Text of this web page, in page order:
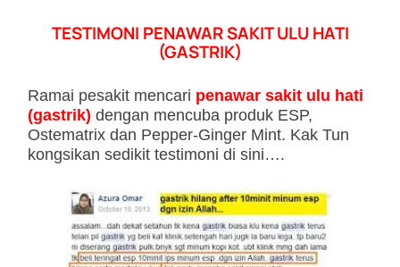
TESTIMONI PENAWAR SAKIT ULU HATI
(GASTRIK)
Ramai pesakit mencari penawar sakit ulu hati
(gastrik) dengan mencuba produk ESP,
Ostematrix dan Pepper-Ginger Mint. Kak Tun
kongsikan sedikit testimoni di sini….